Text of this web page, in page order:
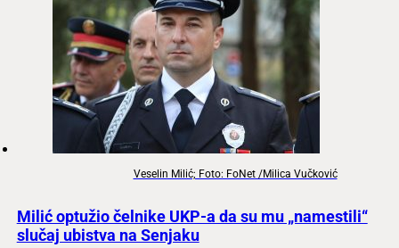
Veselin Milić; Foto: FoNet /Milica Vučković
Milić optužio čelnike UKP-a da su mu „namestili“
slučaj ubistva na Senjaku